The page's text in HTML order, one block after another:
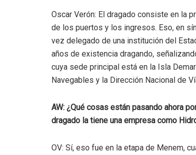
Oscar Verón: El dragado consiste en la
de los puertos y los ingresos. Eso, en
vez delegado de una institución del
años de existencia dragando,
cuya sede principal está en la Isla
Navegables y la Dirección Nacional de
AW: ¿Qué cosas están pasando ahora
dragado la tiene una empresa como
OV: Sí, eso fue en la etapa de Menem,